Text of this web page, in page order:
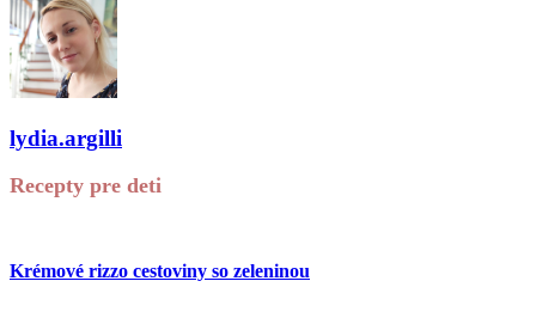
lydia.argilli
Recepty pre deti
Krémové rizzo cestoviny so zeleninou